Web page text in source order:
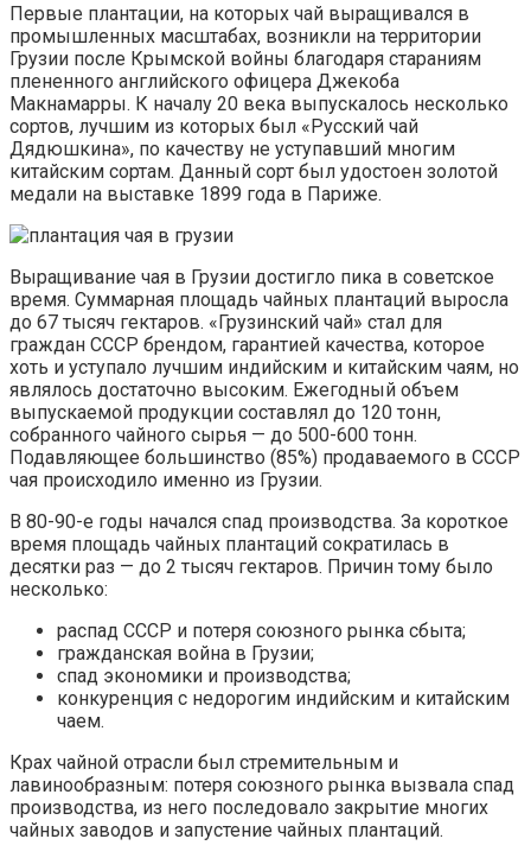
Первые плантации, на которых чай выращивался в
промышленных масштабах, возникли на территории
Грузии после Крымской войны благодаря стараниям
плененного английского офицера Джекоба
Макнамарры. К началу 20 века выпускалось несколько
сортов, лучшим из которых был «Русский чай
Дядюшкина», по качеству не уступавший многим
китайским сортам. Данный сорт был удостоен золотой
медали на выставке 1899 года в Париже.
Выращивание чая в Грузии достигло пика в советское
время. Суммарная площадь чайных плантаций выросла
до 67 тысяч гектаров. «Грузинский чай» стал для
граждан СССР брендом, гарантией качества, которое
хоть и уступало лучшим индийским и китайским чаям, но
являлось достаточно высоким. Ежегодный объем
выпускаемой продукции составлял до 120 тонн,
собранного чайного сырья — до 500-600 тонн.
Подавляющее большинство (85%) продаваемого в СССР
чая происходило именно из Грузии.
В 80-90-е годы начался спад производства. За короткое
время площадь чайных плантаций сократилась в
десятки раз — до 2 тысяч гектаров. Причин тому было
несколько:
распад СССР и потеря союзного рынка сбыта;
гражданская война в Грузии;
спад экономики и производства;
конкуренция с недорогим индийским и китайским
чаем.
Крах чайной отрасли был стремительным и
лавинообразным: потеря союзного рынка вызвала спад
производства, из него последовало закрытие многих
чайных заводов и запустение чайных плантаций.